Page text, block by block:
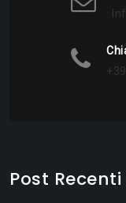
Post Recenti